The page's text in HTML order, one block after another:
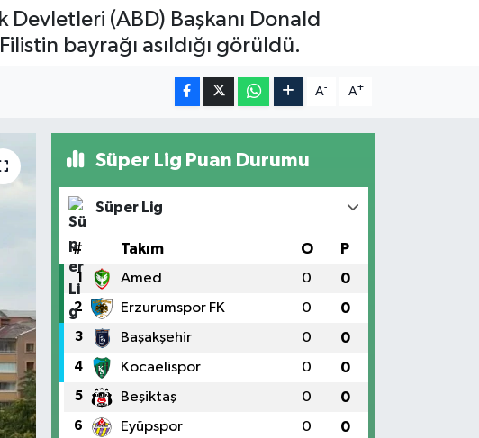
(ABD) Başkanı Donald
bayrağı asıldığı görüldü.
A- A+
Süper Lig Puan Durumu
Süper Lig
# Takım O P
1 Amed 0 0
2 Erzurumspor FK 0 0
3 Başakşehir 0 0
4 Kocaelispor 0 0
5 Beşiktaş 0 0
6 Eyüpspor 0 0